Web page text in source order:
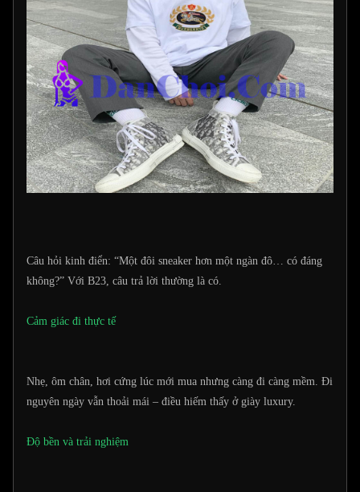
Câu hỏi kinh điển: “Một đôi sneaker hơn một ngàn đô… có đáng
không?” Với B23, câu trả lời thường là có.
Cảm giác đi thực tế
Nhẹ, ôm chân, hơi cứng lúc mới mua nhưng càng đi càng mềm. Đi
nguyên ngày vẫn thoải mái – điều hiếm thấy ở giày luxury.
Độ bền và trải nghiệm